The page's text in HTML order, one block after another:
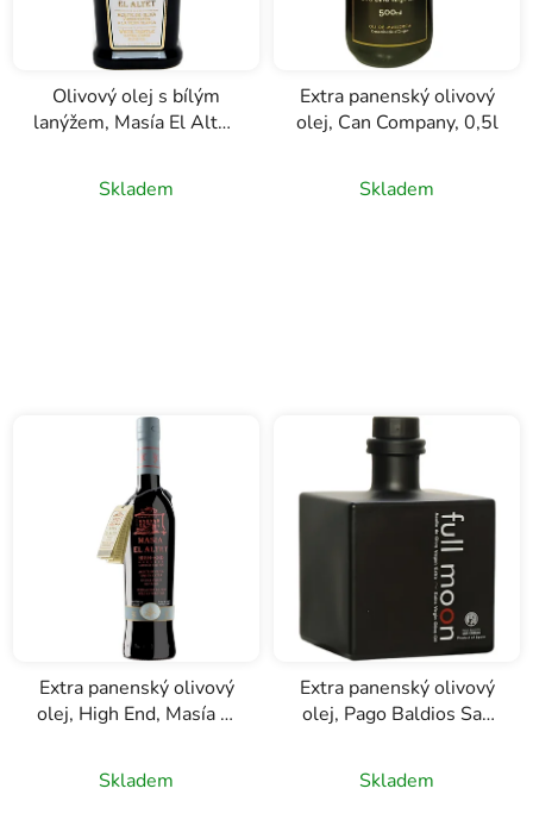
Olivový olej s bílým
lanýžem, Masía El Altet,
Skladem
Extra panenský olivový
olej, Can Company, 0,5l
Skladem
Extra panenský olivový
olej, High End, Masía El
Skladem
Extra panenský olivový
olej, Pago Baldios San
Skladem